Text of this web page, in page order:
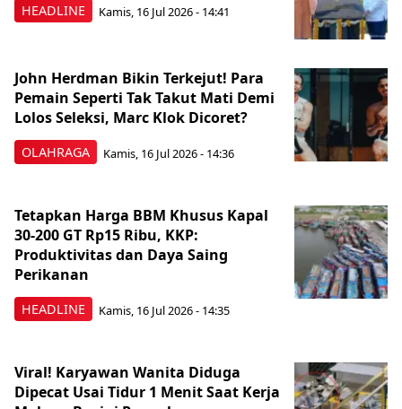
HEADLINE Kamis, 16 Jul 2026 - 14:41
OLAHRAGA
John Herdman Bikin Terkejut! Para
Pemain Seperti Tak Takut Mati Demi
Lolos Seleksi, Marc Klok Dicoret?
Kamis, 16 Jul 2026 - 14:36
HEADLINE
Tetapkan Harga BBM Khusus Kapal
30-200 GT Rp15 Ribu, KKP:
Produktivitas dan Daya Saing
Perikanan
Kamis, 16 Jul 2026 - 14:35
Viral! Karyawan Wanita Diduga
Dipecat Usai Tidur 1 Menit Saat Kerja